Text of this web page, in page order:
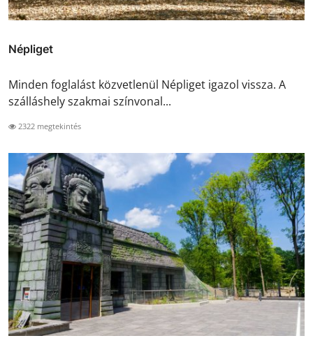
Népliget
Minden foglalást közvetlenül Népliget igazol vissza. A
szálláshely szakmai színvonal...
2322 megtekintés